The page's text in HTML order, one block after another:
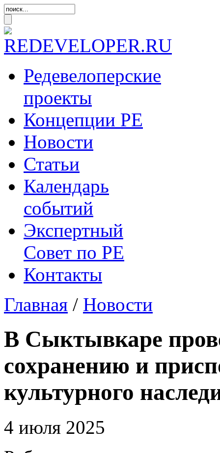
Редевелоперские
проекты
Концепции РЕ
Новости
Статьи
Календарь
событий
Экспертный
Совет по РЕ
Контакты
Главная / Новости
В Сыктывкаре
сохранению и
культурного
4 июля 2025